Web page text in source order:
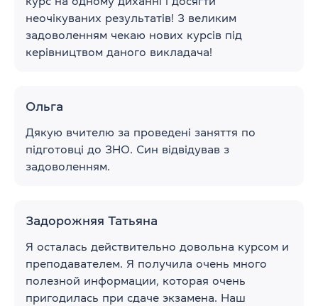
неочікуваних результатів! З великим
задоволенням чекаю нових курсів під
керівництвом даного викладача!
Ольга
Дякую вчителю за проведені заняття по
підготовці до ЗНО. Син відвідував з
задоволенням.
Задорожняя Татьяна
Я осталась действительно довольна курсом и
преподавателем. Я получила очень много
полезной информации, которая очень
пригодилась при сдаче экзамена. Наш